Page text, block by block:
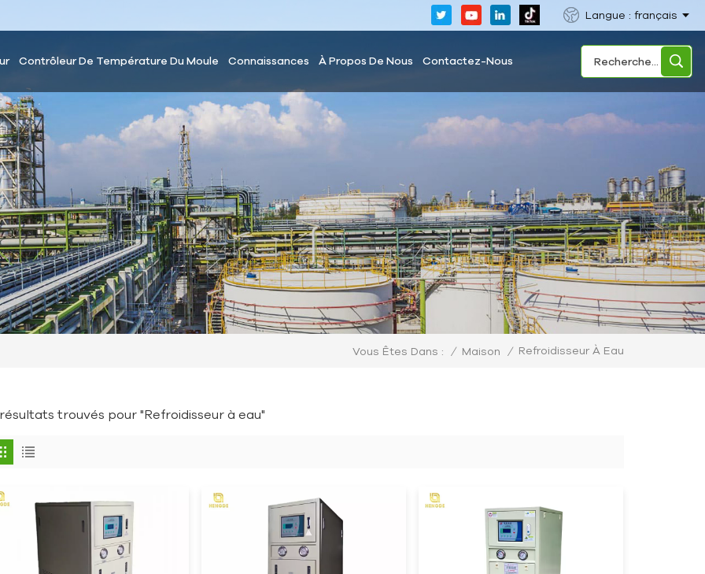
Langue : français
Contrôleur De Température Du Moule Connaissances À Propos De Nous Contactez-Nous
Vous Êtes Dans : / Maison / Refroidisseur À Eau
résultats trouvés pour "Refroidisseur à eau"